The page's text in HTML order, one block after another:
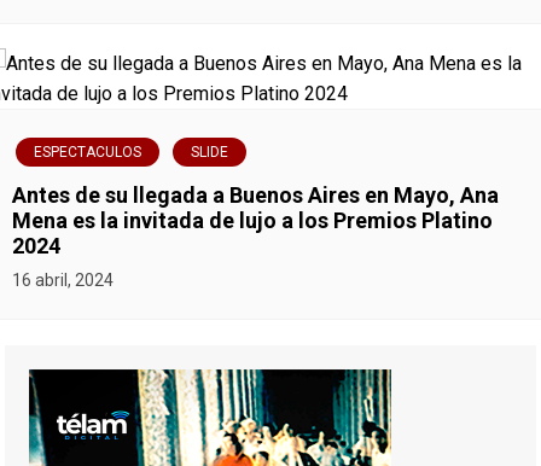
ESPECTACULOS SLIDE
Antes de su llegada a Buenos Aires en Mayo, Ana
Mena es la invitada de lujo a los Premios Platino
2024
16 abril, 2024